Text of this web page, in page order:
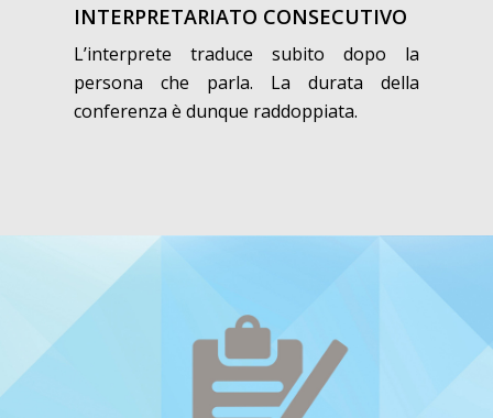
INTERPRETARIATO CONSECUTIVO
L’interprete traduce subito dopo la
persona che parla. La durata della
conferenza è dunque raddoppiata.